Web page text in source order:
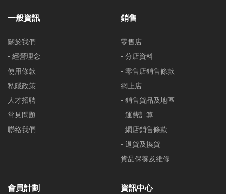
一般資訊
關於我們
- 經營理念
使用條款
私隱政策
人才招聘
常見問題
聯絡我們
銷售
零售店
- 分店資料
- 零售店銷售條款
網上店
- 銷售貨品及地區
- 運費計算
- 網店銷售條款
- 退貨及換貨
貨品保養及維修
會員計劃 資訊中心